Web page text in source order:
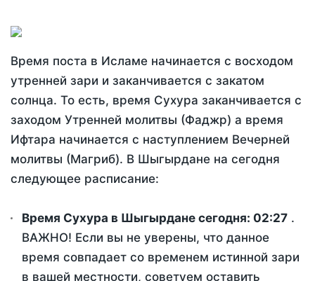
Время поста в Исламе начинается с восходом
утренней зари и заканчивается с закатом
солнца. То есть, время Сухура заканчивается с
заходом Утренней молитвы (Фаджр) а время
Ифтара начинается с наступлением Вечерней
молитвы (Магриб). В Шыгырдане на сегодня
следующее расписание:
Время Сухура в Шыгырдане сегодня: 02:27 .
ВАЖНО! Если вы не уверены, что данное
время совпадает со временем истинной зари
в вашей местности, советуем оставить